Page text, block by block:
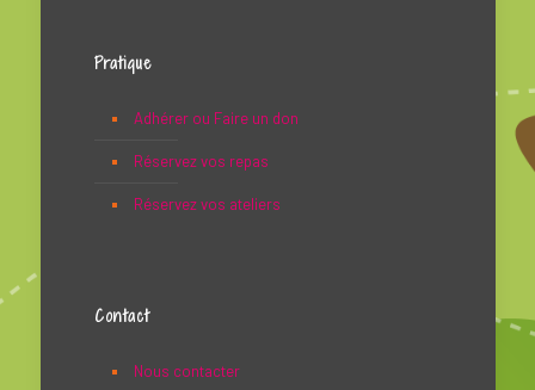
Pratique
Adhérer ou Faire un don
Réservez vos repas
Réservez vos ateliers
Contact
Nous contacter